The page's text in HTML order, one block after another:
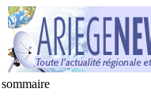
sommaire